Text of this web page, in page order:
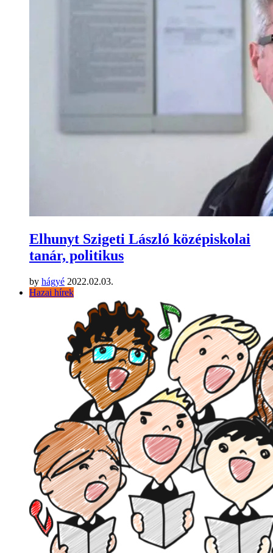
Elhunyt Szigeti László középiskolai
tanár, politikus
by hágyé 2022.02.03.
Hazai hírek